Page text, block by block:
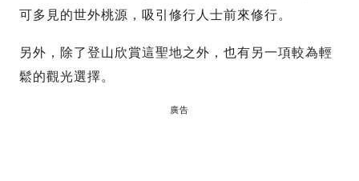
可多見的世外桃源，吸引修行人士前來修行。
另外，除了登山欣賞這聖地之外，也有另一項較為輕
鬆的觀光選擇。
廣告